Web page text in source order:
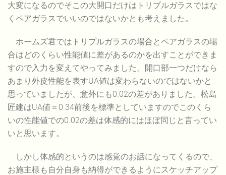
大変になるのでそこの大開口だけはトリプルガラスではな
くペアガラスでいいのではないかとも考えました。
ホームズ君ではトリプルガラスの場合とペアガラスの場
合はどのくらい性能値に差があるのかを出すことができま
すので入力を変えてやってみました。開口部一つだけなら
あまり外皮性能を表すUA値は変わらないのではないかと
思っていましたが、意外にも0.02の差がありました。松島
匠建はUA値＝0.34前後を標準としていますのでこのくら
いの性能値での0.02の差は体感的にはほぼ同じと言ってい
いと思います。
しかし体感的というのは感覚のお話になってくるので、
お施主様も自分自身も納得ができるようにスケッチアップ